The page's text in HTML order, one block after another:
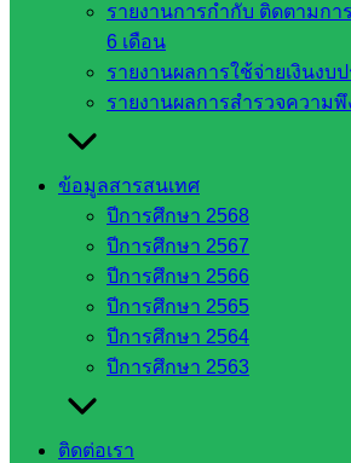
รายงานการกำกับ ติดตามก
6 เดือน
รายงานผลการใช้จ่ายเงินงบ
รายงานผลการสำรวจความ
ข้อมูลสารสนเทศ
ปีการศึกษา 2568
ปีการศึกษา 2567
ปีการศึกษา 2566
ปีการศึกษา 2565
ปีการศึกษา 2564
ปีการศึกษา 2563
ติดต่อเรา
ประเทศไทย
เว็บไซต์
สำนักต่าง
สพฐ.
เว็บไซต์
สพม. ใน
เว็บไซต์
สพป. ใน
กรมบัญชี
กลาง